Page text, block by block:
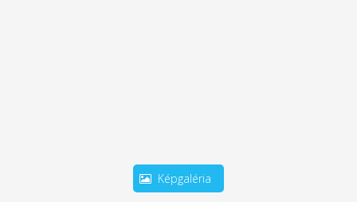
Képgaléria